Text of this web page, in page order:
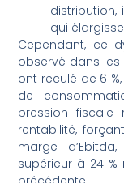
qui
Cependant, ce
observé dans
ont reculé de 6
de
pression
rentabilité,
marge
supérieur à 24